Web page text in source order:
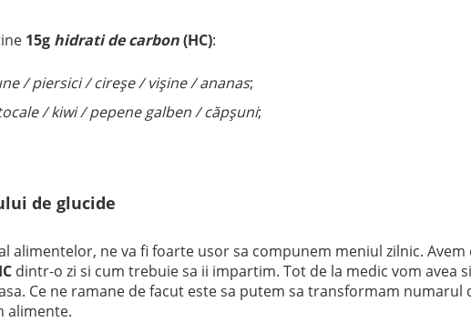
15g hidrati de carbon(HC):
/ piersici / cireşe / vişine / ananas;
/ kiwi / pepene galben / căpşuni;
de glucide
alimentelor, ne va fi foarte usor sa compunem meniul zilnic. Avem
dintr-o zi si cum trebuie sa ii impartim. Tot de la medic vom avea si
Ce ne ramane de facut este sa putem sa transformam numarul
alimente.